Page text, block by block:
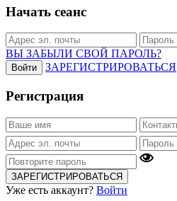
Начать сеанс
ВЫ ЗАБЫЛИ СВОЙ ПАРОЛЬ?
Войти ЗАРЕГИСТРИРОВАТЬСЯ
Регистрация
ЗАРЕГИСТРИРОВАТЬСЯ
Уже есть аккаунт? Войти